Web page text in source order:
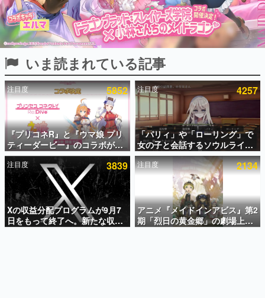
ピックアップ
電ファミのいま読まれている記事ランキング
アプリセール情報
インタビュー
連載・特集一覧
殿堂入り記事
SNS拡散数が数千以上！ ページビュー数万以上！ などな
ど。多くの人々に読まれた、電ファミ渾身の“殿堂入り”記
事をまとめました。
いま読まれている記事
注目度 5852
『プリコネR』と『ウマ娘 プリ
ティーダービー』のコラボが決
定！“最大170連無料”の8.5周年
キャンペーンなども発表
注目度 4257
「パリィ」や「ローリング」で
女の子と会話するソウルライク
恋愛ゲーム『小早川さんはソウ
ルライク』無料公開。返事に失
敗すると「YOU DIED」
注目度 3839
Xの収益分配プログラムが9月7
日をもって終了へ。新たな収益
化制度「Original Content
注目度 2134
アニメ『メイドインアビス』第2
期「烈日の黄金郷」の劇場上映
が決定！レグ役・伊瀬茉莉也さ